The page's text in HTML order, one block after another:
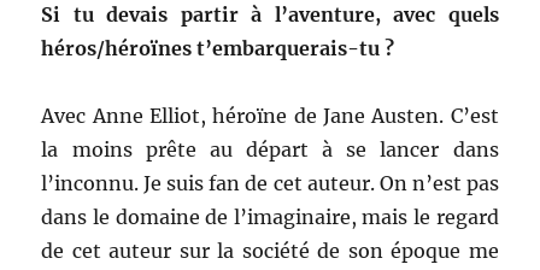
Si tu devais partir à l’aventure, avec quels
héros/héroïnes t’embarquerais-tu ?
Avec Anne Elliot, héroïne de Jane Austen. C’est
la moins prête au départ à se lancer dans
l’inconnu. Je suis fan de cet auteur. On n’est pas
dans le domaine de l’imaginaire, mais le regard
de cet auteur sur la société de son époque me